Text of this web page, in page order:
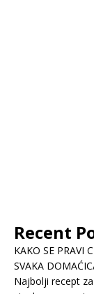
Recent
KAKO SE PRAVI
SVAKA
Najbolji recept